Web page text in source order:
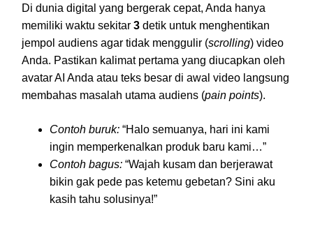
Di dunia digital yang bergerak cepat, Anda hanya
memiliki waktu sekitar 3 detik untuk menghentikan
jempol audiens agar tidak menggulir (scrolling) video
Anda. Pastikan kalimat pertama yang diucapkan oleh
avatar AI Anda atau teks besar di awal video langsung
membahas masalah utama audiens (pain points).
Contoh buruk: “Halo semuanya, hari ini kami
ingin memperkenalkan produk baru kami…”
Contoh bagus: “Wajah kusam dan berjerawat
bikin gak pede pas ketemu gebetan? Sini aku
kasih tahu solusinya!”